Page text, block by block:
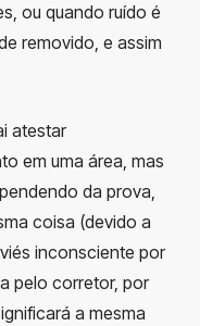
ou quando ruído é
removido, e assim
atestar
em uma área, mas
da prova,
coisa (devido a
inconsciente por
pelo corretor, por
a mesma